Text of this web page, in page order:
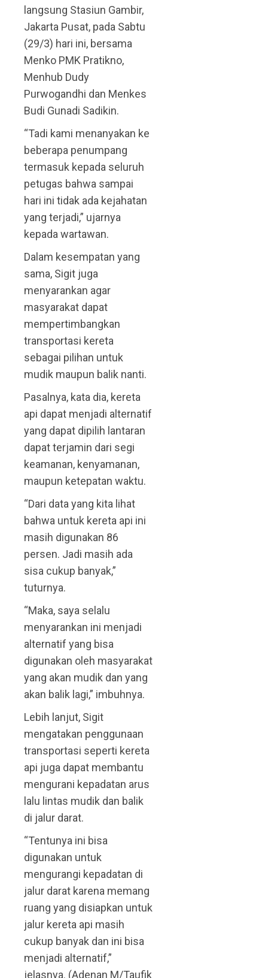
langsung Stasiun Gambir,
Jakarta Pusat, pada Sabtu
(29/3) hari ini, bersama
Menko PMK Pratikno,
Menhub Dudy
Purwogandhi dan Menkes
Budi Gunadi Sadikin.
“Tadi kami menanyakan ke
beberapa penumpang
termasuk kepada seluruh
petugas bahwa sampai
hari ini tidak ada kejahatan
yang terjadi,” ujarnya
kepada wartawan.
Dalam kesempatan yang
sama, Sigit juga
menyarankan agar
masyarakat dapat
mempertimbangkan
transportasi kereta
sebagai pilihan untuk
mudik maupun balik nanti.
Pasalnya, kata dia, kereta
api dapat menjadi alternatif
yang dapat dipilih lantaran
dapat terjamin dari segi
keamanan, kenyamanan,
maupun ketepatan waktu.
“Dari data yang kita lihat
bahwa untuk kereta api ini
masih digunakan 86
persen. Jadi masih ada
sisa cukup banyak,”
tuturnya.
“Maka, saya selalu
menyarankan ini menjadi
alternatif yang bisa
digunakan oleh masyarakat
yang akan mudik dan yang
akan balik lagi,” imbuhnya.
Lebih lanjut, Sigit
mengatakan penggunaan
transportasi seperti kereta
api juga dapat membantu
mengurani kepadatan arus
lalu lintas mudik dan balik
di jalur darat.
“Tentunya ini bisa
digunakan untuk
mengurangi kepadatan di
jalur darat karena memang
ruang yang disiapkan untuk
jalur kereta api masih
cukup banyak dan ini bisa
menjadi alternatif,”
jelasnya. (Adenan M/Taufik